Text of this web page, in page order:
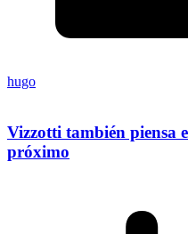
hugo
Vizzotti también piensa
próximo